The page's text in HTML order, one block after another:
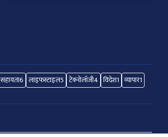
सहायता6 लाइफस्टाइल5 टेक्नोलॉजी4 विदेश1 व्यापार1